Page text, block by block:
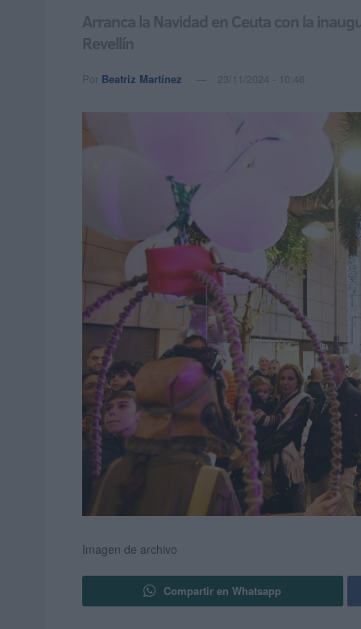
Arranca la Navidad en Ceuta con la
Revellín
Por Beatriz Martínez 23/11/2024 - 10:46
Imagen de archivo
Compartir en Whatsapp